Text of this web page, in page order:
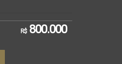
R$800.000